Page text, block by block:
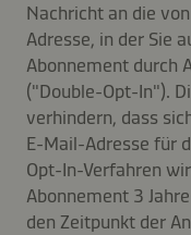
Nachricht an die
Adresse, in der Sie
Abonnement durch
("Double-Opt-In").
verhindern, dass
E-Mail-Adresse für
Opt-In-Verfahren
Abonnement 3
den Zeitpunkt der